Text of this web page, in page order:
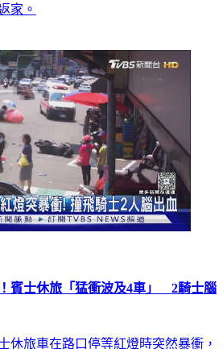
家。
賓士休旅「猛衝波及4車」 2騎士腦
休旅車在路口停等紅燈時突然暴衝，